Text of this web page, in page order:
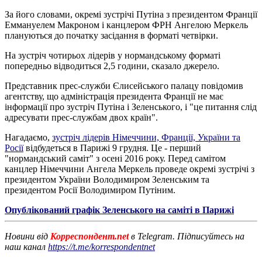
За його словами, окремі зустрічі Путіна з президентом Франції
Еммануелем Макроном і канцлером ФРН Ангелою Меркель
плануються до початку засідання в форматі четвірки.
На зустріч чотирьох лідерів у нормандському форматі
попередньо відводиться 2,5 години, сказало джерело.
Представник прес-служби Єлисейського палацу повідомив
агентству, що адміністрація президента Франції не має
інформації про зустріч Путіна і Зеленського, і "це питання слід
адресувати прес-службам двох країн".
Нагадаємо, зустріч лідерів Німеччини, Франції, України та
Росіївідбудеться в Парижі 9 грудня. Це - перший
"нормандський саміт" з осені 2016 року. Перед самітом
канцлер Німеччини Ангела Меркель проведе окремі зустрічі з
президентом України Володимиром Зеленським та
президентом Росії Володимиром Путіним.
Опублікований графік Зеленського на саміті в Парижі
Новини від Корреспондент.netв Telegram. Підписуйтесь на
наш канал https://t.me/korrespondentnet